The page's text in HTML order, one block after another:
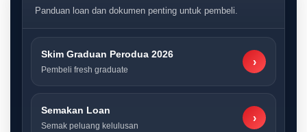
Panduan loan dan dokumen penting untuk pembeli.
Skim Graduan Perodua 2026
Pembeli fresh graduate
›
Semakan Loan
Semak peluang kelulusan
›